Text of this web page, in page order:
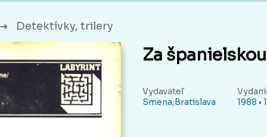
➔ Detektívky, trilery
Za
Vydavateľ
Smena,Bratislava
1988 •